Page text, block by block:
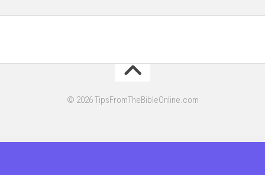
© 2026 TipsFromTheBibleOnline.com